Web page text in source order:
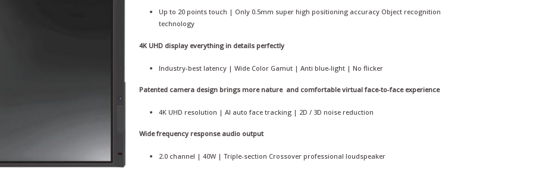
Up to 20 points touch | Only 0.5mm super high positioning accuracy Object recognition
technology
4K UHD display everything in details perfectly
Industry-best latency | Wide Color Gamut | Anti blue-light | No flicker
Patented camera design brings more nature and comfortable virtual face-to-face experience
4K UHD resolution | AI auto face tracking | 2D / 3D noise reduction
Wide frequency response audio output
2.0 channel | 40W | Triple-section Crossover professional loudspeaker